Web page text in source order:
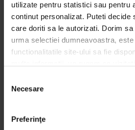
utilizate pentru statistici sau pentru
continut personalizat. Puteti decide
care doriti sa le autorizati. Dorim
urma selectiei dumneavoastra,
functionalitatile site-ului sa fie
consimțământului
Necesare
Preferinţe
Fresh pack
Bon Ton Lunch Box